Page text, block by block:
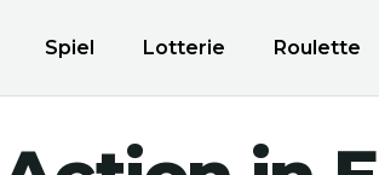
Spiel Lotterie Roulette